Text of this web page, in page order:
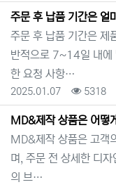
주문 후 납품 기간은 얼
주문 후 납품 기간은 제
반적으로 7~14일 내에
한 요청 사항…
등록일
2025.01.07 조회
5318
MD&제작 상품은 어떻
MD&제작 상품은 고객
며, 주문 전 상세한 디
의 브…